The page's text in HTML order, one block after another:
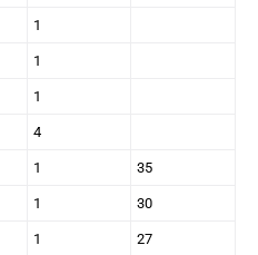
1
1
1
4
1 35
1 30
1 27